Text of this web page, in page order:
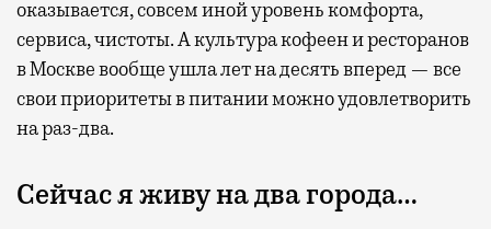
оказывается, совсем иной уровень комфорта,
сервиса, чистоты. А культура кофеен и ресторанов
в Москве вообще ушла лет на десять вперед — все
свои приоритеты в питании можно удовлетворить
на раз-два.
Сейчас я живу на два города…